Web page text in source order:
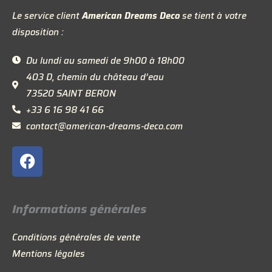
Le service clientAmerican Dreams Decose tient à votre
disposition :
Du lundi au samedi de 9h00 à 18h00
403 D, chemin du château d’eau
73520 SAINT BERON
+33 6 16 98 41 66
contact@american-dreams-deco.com
F
a
c
e
b
o
o
k
Informations générales
Conditions générales de vente
Mentions légales